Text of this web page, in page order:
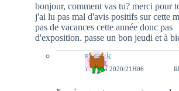
bonjour, comment vas tu? merci pour
j'ai lu pas mal d'avis positifs sur cette
pas de vacances cette année donc pas
d'exposition. passe un bon jeudi et à
natieak
11 JUIN 2020/21H06